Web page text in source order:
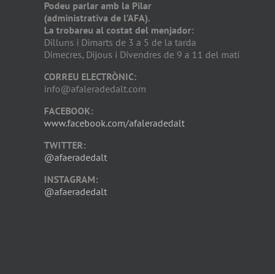
Podeu parlar amb la Pilar
(administrativa de l’AFA).
La trobareu al costat del menjador:
Dilluns i Dimarts de 3 a 5 de la tarda
Dimecres, Dijous i Divendres de 9 a 11 del matí
CORREU ELECTRÒNIC:
info@afaleradedalt.com
FACEBOOK:
www.facebook.com/afaleradedalt
TWITTER:
@afaeradedalt
INSTAGRAM:
@afaeradedalt